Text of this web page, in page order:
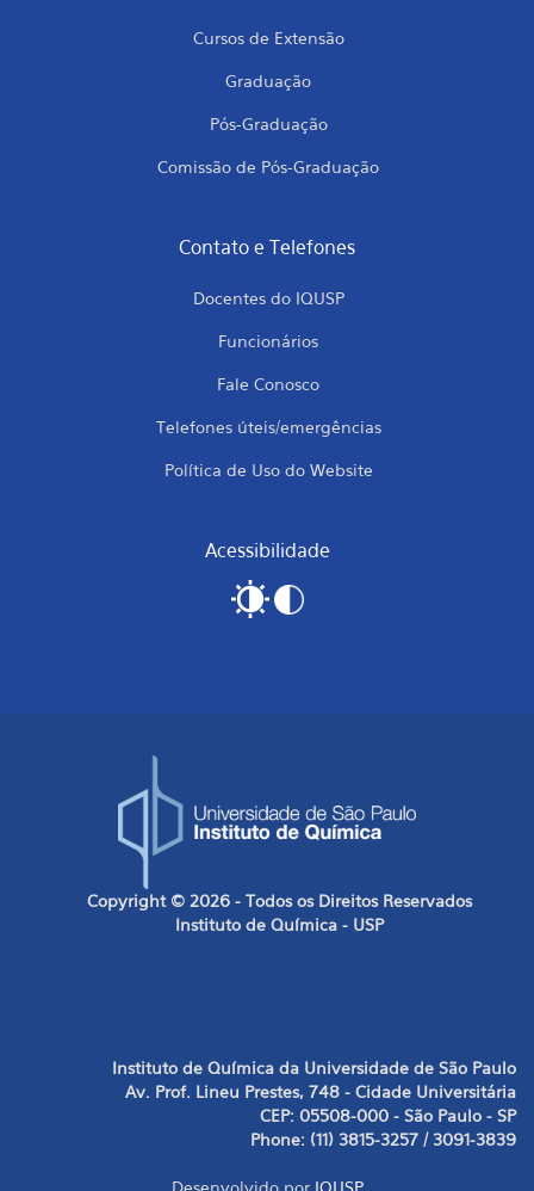
Cursos de Extensão
Graduação
Pós-Graduação
Comissão de Pós-Graduação
Contato e Telefones
Docentes do IQUSP
Funcionários
Fale Conosco
Telefones úteis/emergências
Política de Uso do Website
Acessibilidade
Copyright © 2026 - Todos os Direitos Reservados
Instituto de Química - USP
Instituto de Química da Universidade de São Paulo
Av. Prof. Lineu Prestes, 748 - Cidade Universitária
CEP: 05508-000 - São Paulo - SP
Phone: (11) 3815-3257 / 3091-3839
Desenvolvido por IQUSP